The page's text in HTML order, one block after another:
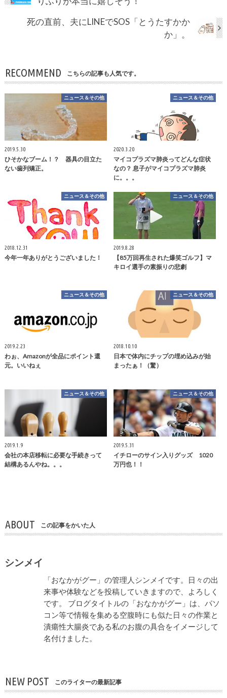
死の直前、夫にLINEでSOS「とうたすかか
か」。
RECOMMEND こちらの記事も人気です。
ニュース＆その他
2019.5.30
ひそかなブーム！？ 器具の目立た
ない歯列矯正。
ニュース＆その他
2020.3.20
マイコプラズマ肺炎ってどんな症状
なの？ 息子がマイコプラズマ肺炎
に。。。
ニュース＆その他
2018.12.31
今年一年ありがとうございました！
ニュース＆その他
2019.8.28
【85万回再生された爆笑ゴルフ】マ
キロイ選手の素振りの悲劇
ニュース＆その他
2019.2.23
わぉ、Amazonが全品にポイント還
元。いいねぇ
ニュース＆その他
2018.10.10
日本で体内にチップの埋め込みが始
まったぁ！（驚）
ニュース＆その他
2019.1.9
会社の本店移転に必要な手続きって
結構あるんやね。。。
ニュース＆その他
2019.5.31
イチローのサイン入りグッズ 1020
万円也！！
ABOUT この記事をかいた人
シンメイ
「おなかがグー」の管理人シンメイです。日々の出
来事や体験などを投稿していきますので、よろしく
です。 ブログタイトルの「おなかがグー」は、パソ
コン等で情報を集める空腹時にも似た日々の作業と
潰瘍性大腸炎である私のお腹の具合をイメージして
名付けました。
NEW POST このライターの最新記事